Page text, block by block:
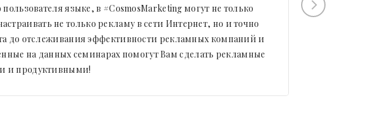
языке, в #CosmosMarketing могут не только
не только рекламу в сети Интернет, но и точно
до отслеживания эффективности рекламных компаний и
на данных семинарах помогут Вам сделать рекламные
и продуктивными!